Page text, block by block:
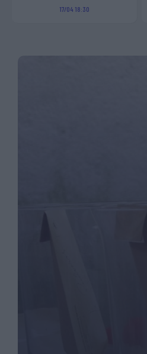
17/04 18:30